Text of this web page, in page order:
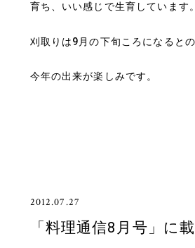
育ち、いい感じで生育しています。
刈取りは9月の下旬ころになるとの
今年の出来が楽しみです。
2012.07.27
「料理通信8月号」に